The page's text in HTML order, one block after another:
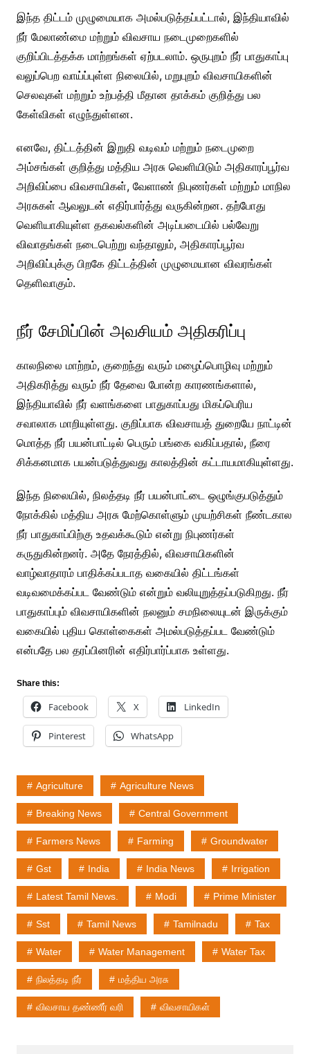
இந்த திட்டம் முழுமையாக அமல்படுத்தப்பட்டால், இந்தியாவில்
நீர் மேலாண்மை மற்றும் விவசாய நடைமுறைகளில்
குறிப்பிடத்தக்க மாற்றங்கள் ஏற்படலாம். ஒருபுறம் நீர் பாதுகாப்பு
வலுப்பெற வாய்ப்புள்ள நிலையில், மறுபுறம் விவசாயிகளின்
செலவுகள் மற்றும் உற்பத்தி மீதான தாக்கம் குறித்து பல
கேள்விகள் எழுந்துள்ளன.
எனவே, திட்டத்தின் இறுதி வடிவம் மற்றும் நடைமுறை
அம்சங்கள் குறித்து மத்திய அரசு வெளியிடும் அதிகாரப்பூர்வ
அறிவிப்பை விவசாயிகள், வேளாண் நிபுணர்கள் மற்றும் மாநில
அரசுகள் ஆவலுடன் எதிர்பார்த்து வருகின்றன. தற்போது
வெளியாகியுள்ள தகவல்களின் அடிப்படையில் பல்வேறு
விவாதங்கள் நடைபெற்று வந்தாலும், அதிகாரப்பூர்வ
அறிவிப்புக்கு பிறகே திட்டத்தின் முழுமையான விவரங்கள்
தெளிவாகும்.
நீர் சேமிப்பின் அவசியம் அதிகரிப்பு
காலநிலை மாற்றம், குறைந்து வரும் மழைப்பொழிவு மற்றும்
அதிகரித்து வரும் நீர் தேவை போன்ற காரணங்களால்,
இந்தியாவில் நீர் வளங்களை பாதுகாப்பது மிகப்பெரிய
சவாலாக மாறியுள்ளது. குறிப்பாக விவசாயத் துறையே நாட்டின்
மொத்த நீர் பயன்பாட்டில் பெரும் பங்கை வகிப்பதால், நீரை
சிக்கனமாக பயன்படுத்துவது காலத்தின் கட்டாயமாகியுள்ளது.
இந்த நிலையில், நிலத்தடி நீர் பயன்பாட்டை ஒழுங்குபடுத்தும்
நோக்கில் மத்திய அரசு மேற்கொள்ளும் முயற்சிகள் நீண்டகால
நீர் பாதுகாப்பிற்கு உதவக்கூடும் என்று நிபுணர்கள்
கருதுகின்றனர். அதே நேரத்தில், விவசாயிகளின்
வாழ்வாதாரம் பாதிக்கப்படாத வகையில் திட்டங்கள்
வடிவமைக்கப்பட வேண்டும் என்றும் வலியுறுத்தப்படுகிறது. நீர்
பாதுகாப்பும் விவசாயிகளின் நலனும் சமநிலையுடன் இருக்கும்
வகையில் புதிய கொள்கைகள் அமல்படுத்தப்பட வேண்டும்
என்பதே பல தரப்பினரின் எதிர்பார்ப்பாக உள்ளது.
Share this:
Facebook X LinkedIn
Pinterest WhatsApp
Agriculture Agriculture News
Breaking News Central Government
Farmers News Farming Groundwater
Gst India India News Irrigation
Latest Tamil News. Modi Prime Minister
Sst Tamil News Tamilnadu Tax
Water Water Management Water Tax
நிலத்தடி நீர் மத்திய அரசு
விவசாய தண்ணீர் வரி விவசாயிகள்